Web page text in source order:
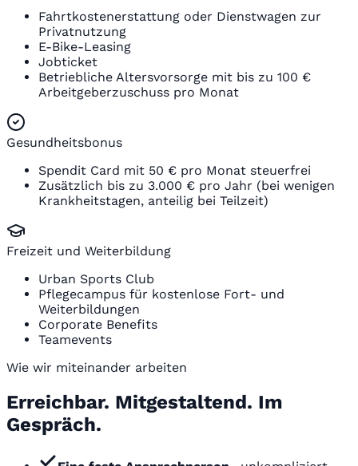
Fahrtkostenerstattung oder Dienstwagen zur
Privatnutzung
E-Bike-Leasing
Jobticket
Betriebliche Altersvorsorge mit bis zu 100 €
Arbeitgeberzuschuss pro Monat
Gesundheitsbonus
Spendit Card mit 50 € pro Monat steuerfrei
Zusätzlich bis zu 3.000 € pro Jahr (bei wenigen
Krankheitstagen, anteilig bei Teilzeit)
Freizeit und Weiterbildung
Urban Sports Club
Pflegecampus für kostenlose Fort- und
Weiterbildungen
Corporate Benefits
Teamevents
Wie wir miteinander arbeiten
Erreichbar. Mitgestaltend. Im
Gespräch.